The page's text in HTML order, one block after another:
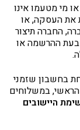
מי מטעמו אינו
את העסקה, או
החברה תיצור
ההרשמה או
בחשבון שזמני
במשלוחים
היישובים